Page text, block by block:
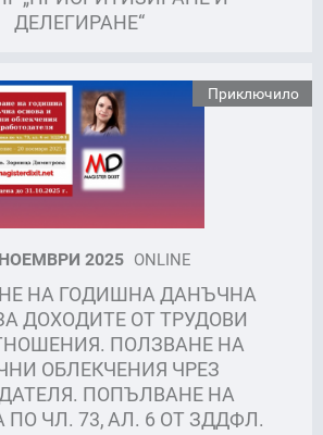
ДЕЛЕГИРАНЕ“
Приключило
2025 ONLINE
НА ГОДИШНА ДАНЪЧНА
ДОХОДИТЕ ОТ ТРУДОВИ
ПОЛЗВАНЕ НА
ОБЛЕКЧЕНИЯ ЧРЕЗ
ПОПЪЛВАНЕ НА
ПО ЧЛ. 73, АЛ. 6 ОТ ЗДДФЛ.